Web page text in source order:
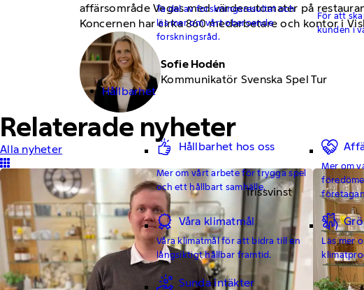
Ta del av forskningsresultat och
läs mer om vårt oberoende
forskningsråd.
För att
kunden i
Hållbarhet
Hållbarhet hos oss
Mer om vårt arbete för trygga spel
och ett hållbart samhälle.
Mer om
Våra klimatmål
Våra klimatmål för att bidra till en
långsiktigt hållbar framtid.
Läs mer
Sunda intäkter
affärsområde Vegas med värdeautomater på
Koncernen har cirka 860 medarbetare och kontor i
Kommunikatör Svenska Spel Tur
Sofie Hodén
Relaterade nyheter
Alla nyheter
Trissvinst